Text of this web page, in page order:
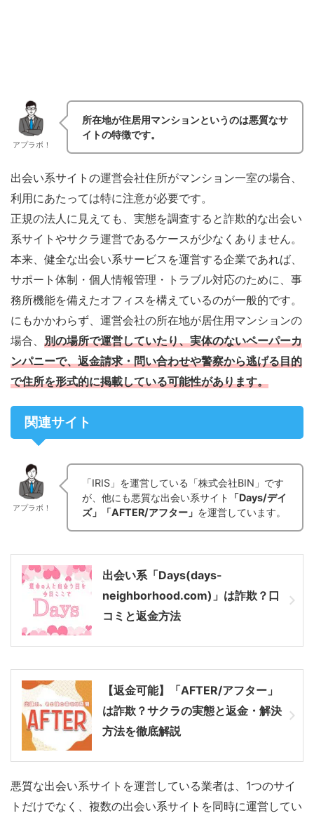
アプラボ！
所在地が住居用マンションというのは悪質なサ
イトの特徴です。
出会い系サイトの運営会社住所がマンション一室の場合、
利用にあたっては特に注意が必要です。
正規の法人に見えても、実態を調査すると詐欺的な出会い
系サイトやサクラ運営であるケースが少なくありません。
本来、健全な出会い系サービスを運営する企業であれば、
サポート体制・個人情報管理・トラブル対応のために、事
務所機能を備えたオフィスを構えているのが一般的です。
にもかかわらず、運営会社の所在地が居住用マンションの
場合、 別の場所で運営していたり、実体のないペーパーカ
ンパニーで、返金請求・問い合わせや警察から逃げる目的
で住所を形式的に掲載している可能性があります。
関連サイト
アプラボ！
「IRIS」を運営している「株式会社BIN」です
が、他にも悪質な出会い系サイト
「Days/デイ
ズ」
「AFTER/アフター」 を運営しています。
出会い系「Days(days-
neighborhood.com)」は詐欺？口
コミと返金方法
【返金可能】「AFTER/アフター」
は詐欺？サクラの実態と返金・解決
方法を徹底解説
悪質な出会い系サイトを運営している業者は、1つのサイ
トだけでなく、複数の出会い系サイトを同時に運営してい